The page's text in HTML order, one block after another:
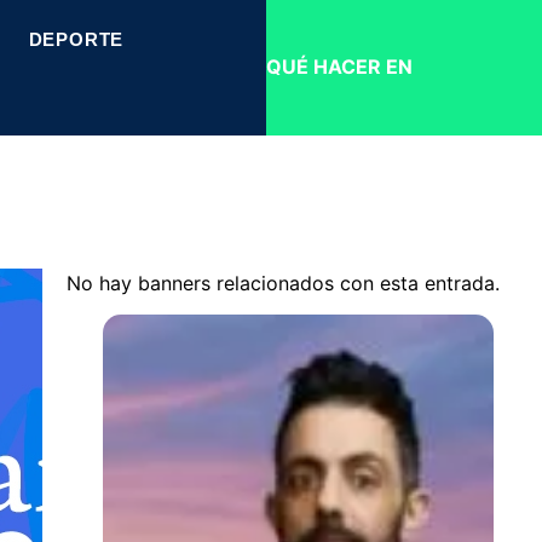
DEPORTE
QUÉ HACER EN
No hay banners relacionados con esta entrada.